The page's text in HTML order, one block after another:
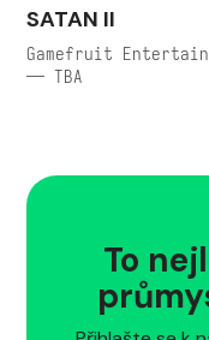
SATAN II
Gamefruit
— TBA
To